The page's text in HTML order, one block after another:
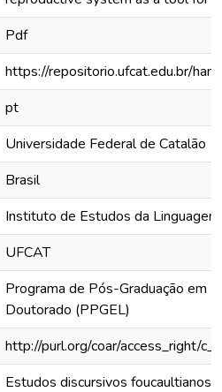
Pdf
https://repositorio.ufcat.edu.br/
pt
Universidade Federal de Catalão
Brasil
Instituto de Estudos da
UFCAT
Programa de Pós-Graduação em
Doutorado (PPGEL)
http://purl.org/coar/access_right/
Estudos discursivos foucaultianos